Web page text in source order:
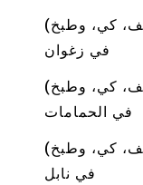
كي، وطبخ)
في زغوان
كي، وطبخ)
في الحمامات
كي، وطبخ)
في نابل